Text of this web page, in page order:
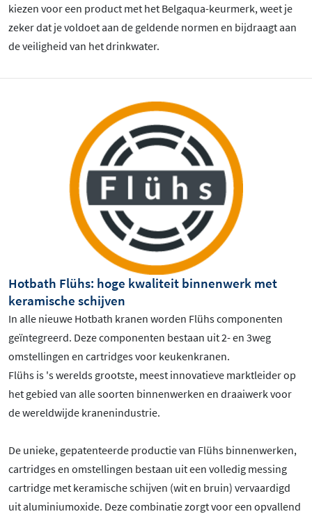
kiezen voor een product met het Belgaqua-keurmerk, weet je
zeker dat je voldoet aan de geldende normen en bijdraagt aan
de veiligheid van het drinkwater.
Hotbath Flühs: hoge kwaliteit binnenwerk met
keramische schijven
In alle nieuwe Hotbath kranen worden Flühs componenten
geïntegreerd. Deze componenten bestaan uit 2- en 3weg
omstellingen en cartridges voor keukenkranen.
Flühs is 's werelds grootste, meest innovatieve marktleider op
het gebied van alle soorten binnenwerken en draaiwerk voor
de wereldwijde kranenindustrie.
De unieke, gepatenteerde productie van Flühs binnenwerken,
cartridges en omstellingen bestaan uit een volledig messing
cartridge met keramische schijven (wit en bruin) vervaardigd
uit aluminiumoxide. Deze combinatie zorgt voor een opvallend